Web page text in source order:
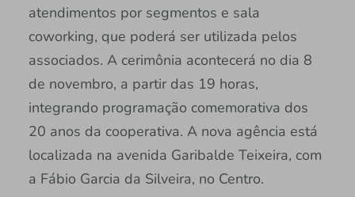
atendimentos por segmentos e sala
coworking, que poderá ser utilizada pelos
associados. A cerimônia acontecerá no dia 8
de novembro, a partir das 19 horas,
integrando programação comemorativa dos
20 anos da cooperativa. A nova agência está
localizada na avenida Garibalde Teixeira, com
a Fábio Garcia da Silveira, no Centro.